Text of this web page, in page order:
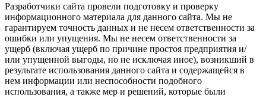
Разработчики сайта провели подготовку и проверку
информационного материала для данного сайта. Мы не
гарантируем точность данных и не несем ответственности за
ошибки или упущения. Мы не несем ответственности за
ущерб (включая ущерб по причине простоя предприятия и/
или упущенной выгоды, но не исключая иное), возникший в
результате использования данного сайта и содержащейся в
нем информации или неспособности подобного
использования, а также мер и решений, которые были